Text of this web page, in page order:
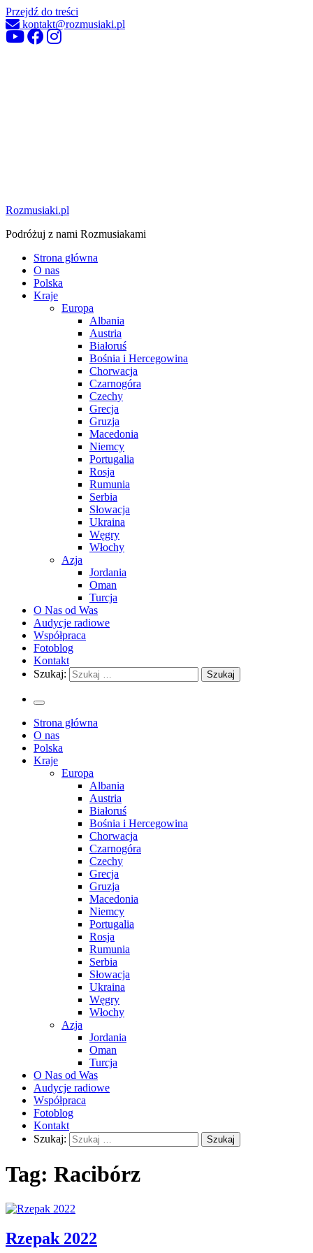
Przejdź do treści
kontakt@rozmusiaki.pl
Rozmusiaki.pl
Podróżuj z nami Rozmusiakami
Strona główna
O nas
Polska
Kraje
Europa
Albania
Austria
Białoruś
Bośnia i Hercegowina
Chorwacja
Czarnogóra
Czechy
Grecja
Gruzja
Macedonia
Niemcy
Portugalia
Rosja
Rumunia
Serbia
Słowacja
Ukraina
Węgry
Włochy
Azja
Jordania
Oman
Turcja
O Nas od Was
Audycje radiowe
Współpraca
Fotoblog
Kontakt
Szukaj:
Strona główna
O nas
Polska
Kraje
Europa
Albania
Austria
Białoruś
Bośnia i Hercegowina
Chorwacja
Czarnogóra
Czechy
Grecja
Gruzja
Macedonia
Niemcy
Portugalia
Rosja
Rumunia
Serbia
Słowacja
Ukraina
Węgry
Włochy
Azja
Jordania
Oman
Turcja
O Nas od Was
Audycje radiowe
Współpraca
Fotoblog
Kontakt
Szukaj:
Tag: Racibórz
Rzepak 2022